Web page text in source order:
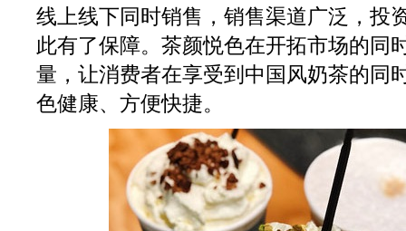
线上线下同时销售，销售渠道广泛，投
此有了保障。茶颜悦色在开拓市场的同
量，让消费者在享受到中国风奶茶的同
色健康、方便快捷。